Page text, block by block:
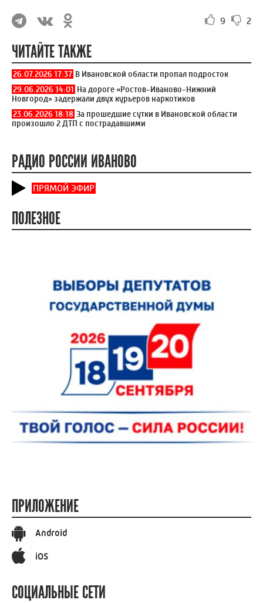
9 2
ЧИТАЙТЕ ТАКЖЕ
26.07.2026 17:37 В Ивановской области пропал подросток
29.06.2026 14:01 На дороге «Ростов-Иваново-Нижний
Новгород» задержали двух курьеров наркотиков
23.06.2026 18:18 За прошедшие сутки в Ивановской области
произошло 2 ДТП с пострадавшими
РАДИО РОССИИ ИВАНОВО
ПРЯМОЙ ЭФИР
ПОЛЕЗНОЕ
ПРИЛОЖЕНИЕ
Android
iOS
СОЦИАЛЬНЫЕ СЕТИ